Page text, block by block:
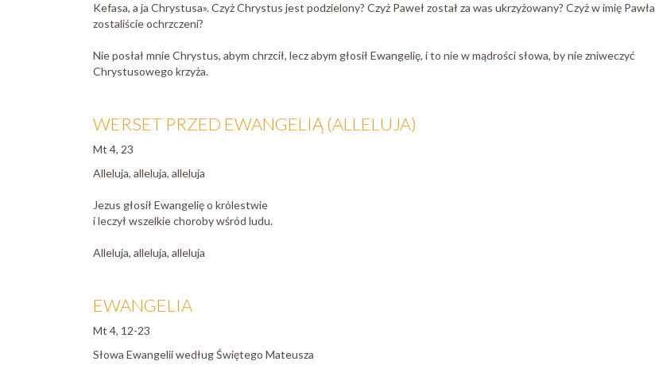
Kefasa, a ja Chrystusa». Czyż Chrystus jest podzielony? Czyż Paweł został za was ukrzyżowany? Czyż w imię Pawła
zostaliście ochrzczeni?
Nie posłał mnie Chrystus, abym chrzcił, lecz abym głosił Ewangelię, i to nie w mądrości słowa, by nie zniweczyć
Chrystusowego krzyża.
WERSET PRZED EWANGELIĄ (ALLELUJA)
Mt 4, 23
Alleluja, alleluja, alleluja
Jezus głosił Ewangelię o królestwie
i leczył wszelkie choroby wśród ludu.
Alleluja, alleluja, alleluja
EWANGELIA
Mt 4, 12-23
Słowa Ewangelii według Świętego Mateusza